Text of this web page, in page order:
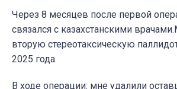
Через 8 месяцев после первой
связался с казахстанскими
вторую стереотаксическую
2025 года.
В ходе операции: мне удалили